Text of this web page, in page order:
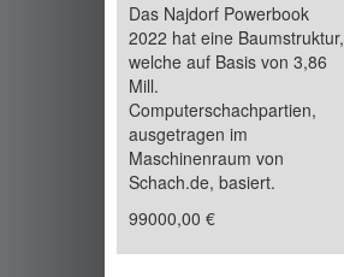
Das Najdorf Powerbook
2022 hat eine Baumstruktur,
welche auf Basis von 3,86
Mill.
Computerschachpartien,
ausgetragen im
Maschinenraum von
Schach.de, basiert.
99000,00 €